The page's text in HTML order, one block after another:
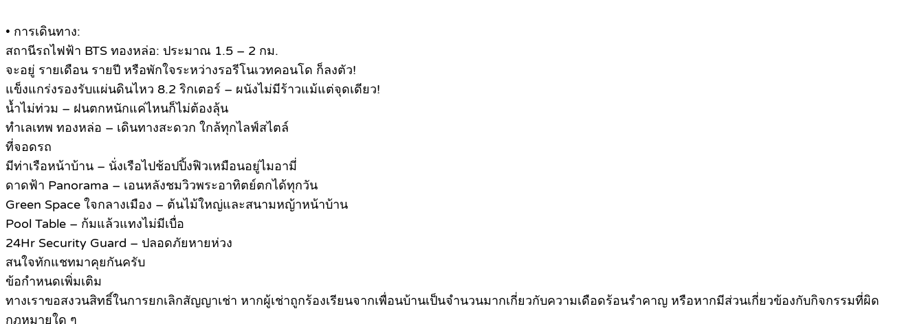
• การเดินทาง:
สถานีรถไฟฟ้า BTS ทองหล่อ: ประมาณ 1.5 – 2 กม.
จะอยู่ รายเดือน รายปี หรือพักใจระหว่างรอรีโนเวทคอนโด ก็ลงตัว!
แข็งแกร่งรองรับแผ่นดินไหว 8.2 ริกเตอร์ – ผนังไม่มีร้าวแม้แต่จุดเดียว!
น้ำไม่ท่วม – ฝนตกหนักแค่ไหนก็ไม่ต้องลุ้น
ทำเลเทพ ทองหล่อ – เดินทางสะดวก ใกล้ทุกไลฟ์สไตล์
ที่จอดรถ
มีท่าเรือหน้าบ้าน – นั่งเรือไปช้อปปิ้งฟิวเหมือนอยู่ไมอามี่
ดาดฟ้า Panorama – เอนหลังชมวิวพระอาทิตย์ตกได้ทุกวัน
Green Space ใจกลางเมือง – ต้นไม้ใหญ่และสนามหญ้าหน้าบ้าน
Pool Table – ก้มแล้วแทงไม่มีเบื่อ
24Hr Security Guard – ปลอดภัยหายห่วง
สนใจทักแชทมาคุยกันครับ
ข้อกำหนดเพิ่มเติม
ทางเราขอสงวนสิทธิ์ในการยกเลิกสัญญาเช่า หากผู้เช่าถูกร้องเรียนจากเพื่อนบ้านเป็นจำนวนมากเกี่ยวกับความเดือดร้อนรำคาญ หรือหากมีส่วนเกี่ยวข้องกับกิจกรรมที่ผิด
กฎหมายใด ๆ